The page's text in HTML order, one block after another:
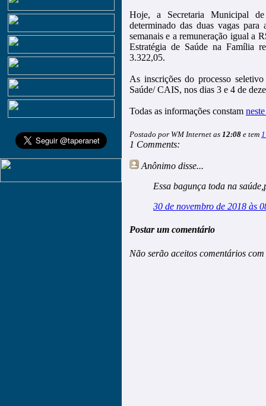
Hoje, a Secretaria Municipal
determinado das duas vagas
semanais e a remuneração igual a
Estratégia de Saúde na Família
3.322,05.
As inscrições do processo
Saúde/ CAIS, nos dias 3 e 4 de
Todas as informações constam
Postado por WM Internet as 12:08 e tem
1 Comments:
Anônimo disse...
Essa bagunça toda na
30 de novembro de 2018 às
Postar um comentário
Não serão aceitos comentários